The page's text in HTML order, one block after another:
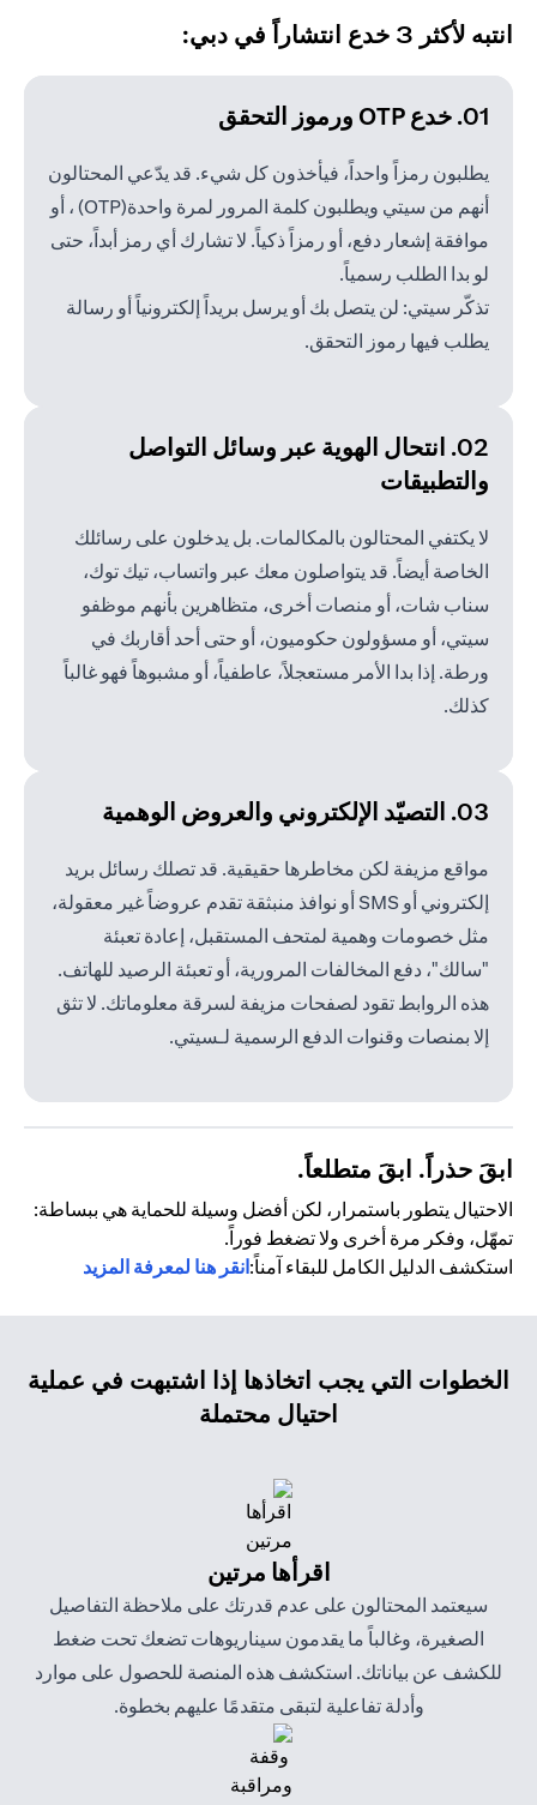
انتبه لأكثر 3 خدع انتشاراً في دبي:
01. خدع OTP ورموز التحقق
يطلبون رمزاً واحداً، فيأخذون كل شيء. قد يدّعي المحتالون
أنهم من سيتي ويطلبون كلمة المرور لمرة واحدة(OTP) ، أو
موافقة إشعار دفع، أو رمزاً ذكياً. لا تشارك أي رمز أبداً، حتى
لو بدا الطلب رسمياً.
تذكّر سيتي: لن يتصل بك أو يرسل بريداً إلكترونياً أو رسالة
يطلب فيها رموز التحقق.
02. انتحال الهوية عبر وسائل
التواصل
والتطبيقات
لا يكتفي المحتالون بالمكالمات. بل يدخلون على رسائلك
الخاصة أيضاً. قد يتواصلون معك عبر واتساب، تيك توك،
سناب شات، أو منصات أخرى، متظاهرين بأنهم موظفو
سيتي، أو مسؤولون حكوميون، أو حتى أحد أقاربك في
ورطة. إذا بدا الأمر مستعجلاً، عاطفياً، أو مشبوهاً فهو غالباً
كذلك.
03. التصيّد الإلكتروني والعروض الوهمية
مواقع مزيفة لكن مخاطرها حقيقية. قد تصلك رسائل بريد
إلكتروني أو SMS أو نوافذ منبثقة تقدم عروضاً غير معقولة،
مثل خصومات وهمية لمتحف المستقبل، إعادة تعبئة
"سالك"، دفع المخالفات المرورية، أو تعبئة الرصيد للهاتف.
هذه الروابط تقود لصفحات مزيفة لسرقة معلوماتك. لا تثق
إلا بمنصات وقنوات الدفع الرسمية لـسيتي.
ابقَ حذراً. ابقَ متطلعاً.
الاحتيال يتطور باستمرار، لكن أفضل وسيلة للحماية هي ببساطة:
تمهّل، وفكر مرة أخرى ولا تضغط فوراً.
استكشف الدليل الكامل للبقاء آمناً:انقر هنا لمعرفة المزيد
الخطوات التي يجب اتخاذها إذا اشتبهت في عملية
احتيال محتملة
اقرأها مرتين
سيعتمد المحتالون على عدم قدرتك على ملاحظة التفاصيل
الصغيرة، وغالباً ما يقدمون سيناريوهات تضعك تحت ضغط
للكشف عن بياناتك. استكشف هذه المنصة للحصول على موارد
وأدلة تفاعلية لتبقى متقدمًا عليهم بخطوة.